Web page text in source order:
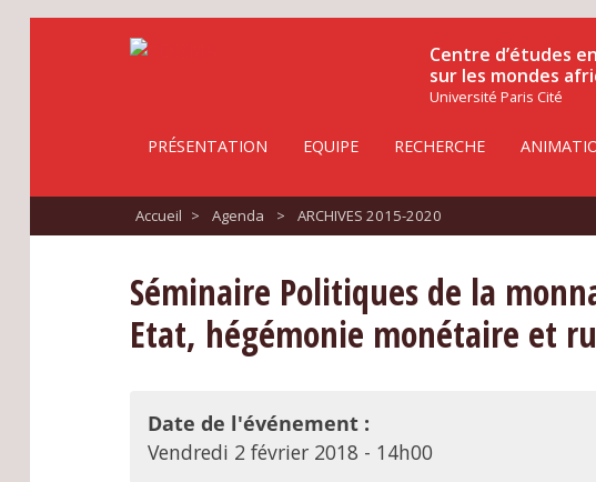
Centre d’études
sur les mondes
Université Paris Cité
PRÉSENTATION EQUIPE RECHERCHE
Accueil > Agenda > ARCHIVES 2015-2020
Séminaire Politiques de la
Etat, hégémonie monétaire et
Date de l'événement :
Vendredi 2 février 2018 - 14h00